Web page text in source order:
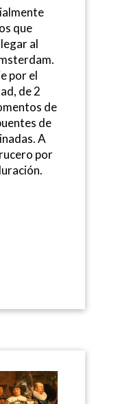
que
al
por el
de 2
de
de
A
por